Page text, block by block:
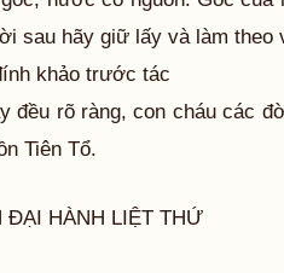
sau hãy giữ lấy và làm theo
khảo trước tác
đều rõ ràng, con cháu các
Tiên Tổ.
ĐẠI HÀNH LIỆT THỨ